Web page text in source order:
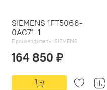
SIEMENS 1FT5066-
0AG71-1
Производитель: SIEMENS
164 850 ₽